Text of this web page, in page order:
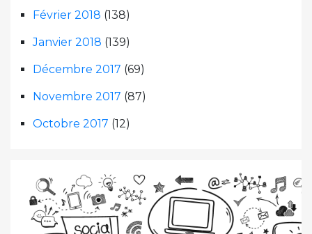
Février 2018 (138)
Janvier 2018 (139)
Décembre 2017 (69)
Novembre 2017 (87)
Octobre 2017 (12)